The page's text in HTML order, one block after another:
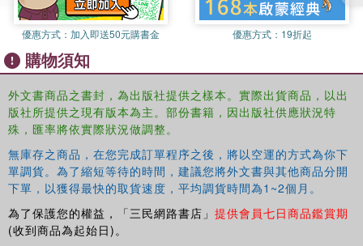
transformative and widely-popular high school course into
a guidebook that empowers teenagers to explore the
science of happiness and altruism. Teaching What Matters
is infused with practical lessons, learning objectives,
overarching reflection and discussion questions,
summations of emerging research in positive psychology
and other academic disciplines, assessments, and
teaching strategies. Teaching What Matters will provide
the agency for teenagers to enhance happiness and
kindness in their lives and in the lives of others.
優惠方式： 加入即送50元購書金 優惠方式： 19折起
購物須知
外文書商品之書封，為出版社提供之樣本。實際出貨商品，以出
版社所提供之現有版本為主。部份書籍，因出版社供應狀況特
殊，匯率將依實際狀況做調整。
無庫存之商品，在您完成訂單程序之後，將以空運的方式為你下
單調貨。為了縮短等待的時間，建議您將外文書與其他商品分開
下單，以獲得最快的取貨速度，平均調貨時間為1~2個月。
為了保護您的權益，「三民網路書店」 提供會員七日商品鑑賞期
(收到商品為起始日)。